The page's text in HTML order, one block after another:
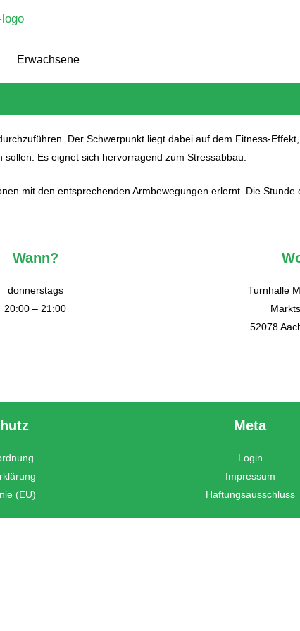
Erwachsene
Der Schwerpunkt liegt dabei auf dem Fitness-Effekt,
Es eignet sich hervorragend zum Stressabbau.
mit den entsprechenden Armbewegungen erlernt. Die Stunde
Wann?
donnerstags
20:00 – 21:00
Turnhalle
52078
(EU)
Meta
Login
Impressum
Haftungsausschluss